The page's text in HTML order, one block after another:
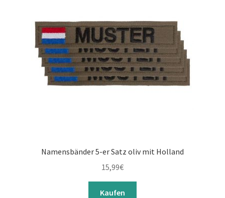
Namensbänder 5-er Satz oliv mit Holland
15,99€
Kaufen